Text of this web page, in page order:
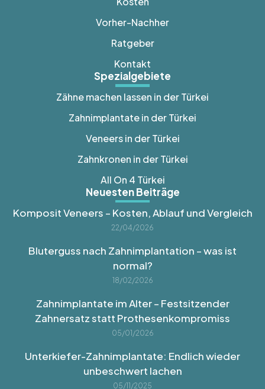
Vorher-Nachher
Ratgeber
Kontakt
Spezialgebiete
Zähne machen lassen in der Türkei
Zahnimplantate in der Türkei
Veneers in der Türkei
Zahnkronen in der Türkei
All On 4 Türkei
Neuesten Beiträge
Komposit Veneers – Kosten, Ablauf und Vergleich
22/04/2026
Bluterguss nach Zahnimplantation – was ist
normal?
18/02/2026
Zahnimplantate im Alter – Festsitzender
Zahnersatz statt Prothesenkompromiss
05/01/2026
Unterkiefer-Zahnimplantate: Endlich wieder
unbeschwert lachen
05/11/2025